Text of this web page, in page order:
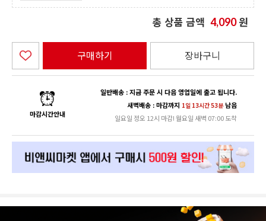
총 상품 금액 4,090원
구매하기 장바구니
마감시간안내
일반배송 : 지금 주문 시 다음 영업일에 출고 됩니다.
새벽배송 : 마감까지 1일 13시간 53분남음
일요일 정오 12시 마감! 월요일 새벽 07:00 도착